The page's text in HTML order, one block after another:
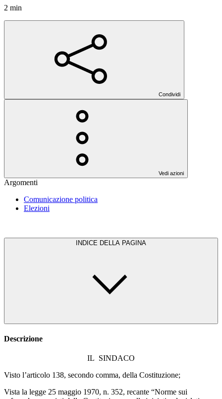
2 min
Condividi
Vedi azioni
Argomenti
Comunicazione politica
Elezioni
INDICE DELLA PAGINA
Descrizione
IL SINDACO
Visto l’articolo 138, secondo comma, della Costituzione;
Vista la legge 25 maggio 1970, n. 352, recante “Norme sui